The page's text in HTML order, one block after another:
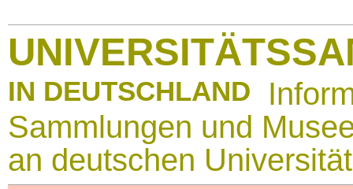
IN DEUTSCHLAND
Sammlungen und
an deutschen